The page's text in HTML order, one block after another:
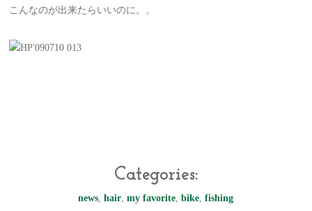
こんなのが出来たらいいのに。。
Categories:
news,hair,my favorite,bike,fishing